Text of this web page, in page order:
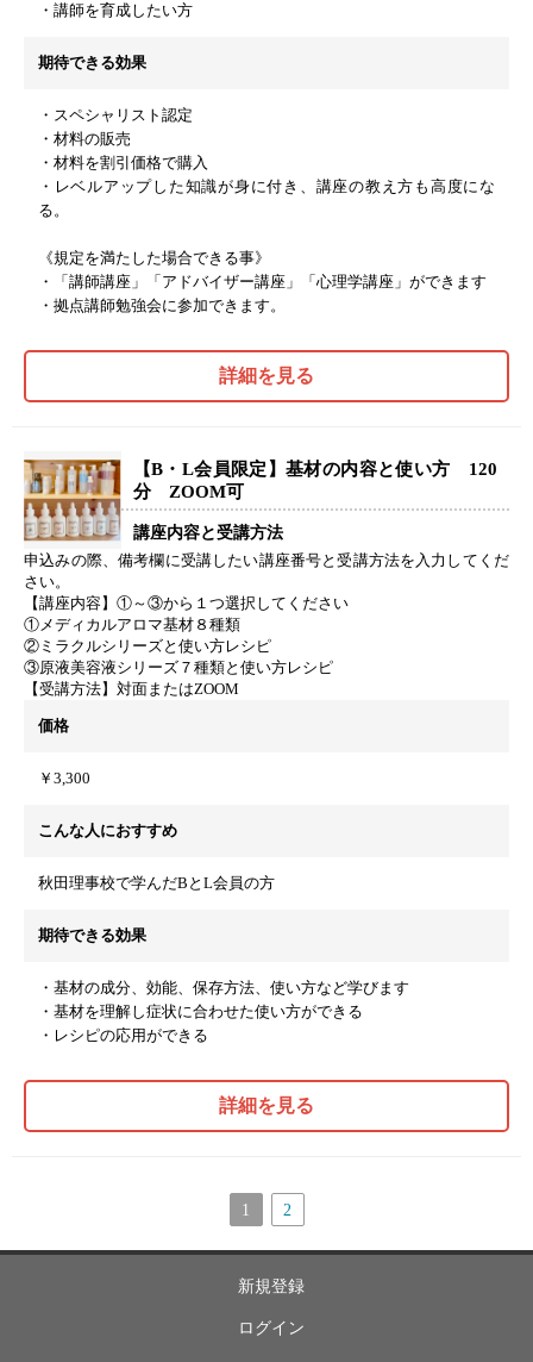
・講師を育成したい方
期待できる効果
・スペシャリスト認定
・材料の販売
・材料を割引価格で購入
・レベルアップした知識が身に付き、講座の教え方も高度にな
る。
《規定を満たした場合できる事》
・「講師講座」「アドバイザー講座」「心理学講座」ができます
・拠点講師勉強会に参加できます。
詳細を見る
【B・L会員限定】基材の内容と使い方 120
分 ZOOM可
講座内容と受講方法
申込みの際、備考欄に受講したい講座番号と受講方法を入力してくだ
さい。
【講座内容】①～③から１つ選択してください
①メディカルアロマ基材８種類
②ミラクルシリーズと使い方レシピ
③原液美容液シリーズ７種類と使い方レシピ
【受講方法】対面またはZOOM
価格
￥3,300
こんな人におすすめ
秋田理事校で学んだBとL会員の方
期待できる効果
・基材の成分、効能、保存方法、使い方など学びます
・基材を理解し症状に合わせた使い方ができる
・レシピの応用ができる
詳細を見る
1 2
新規登録
ログイン